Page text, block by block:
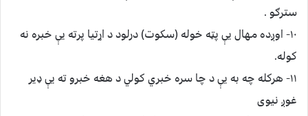
سترګو .
۱۰- اوږده مهال يې پټه خوله (ﺳﮑﻮت) درلود د اړتيا پرته يې خبره نه
کوله.
۱۱- ﻫﺮکله چه به يې د چا سره خبري کولي د هغه خبرو ته يې ډير
غوږ نيوى